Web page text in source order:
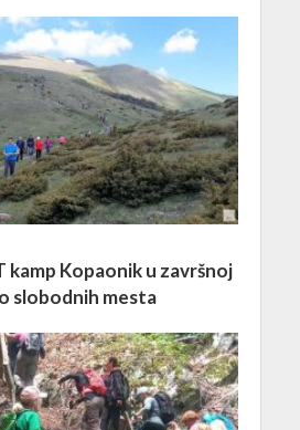
kamp Kopaonik u završnoj
slobodnih mesta